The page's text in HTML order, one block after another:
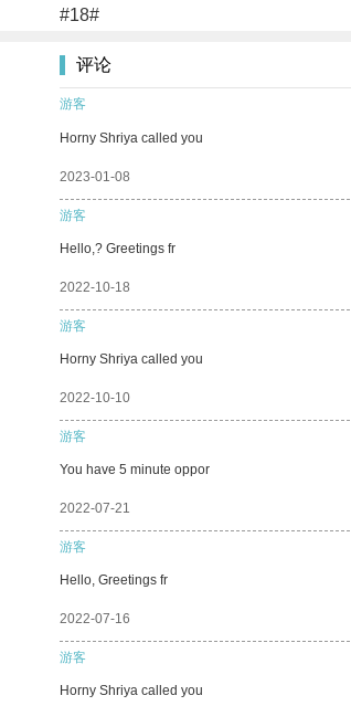
#18#
评论
游客
Horny Shriya called you
2023-01-08
游客
Hello,? Greetings fr
2022-10-18
游客
Horny Shriya called you
2022-10-10
游客
You have 5 minute oppor
2022-07-21
游客
Hello, Greetings fr
2022-07-16
游客
Horny Shriya called you